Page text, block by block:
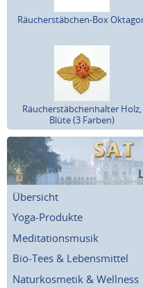
Räucherstäbchen-Box
Räucherstäbchenhalter Holz,
Blüte (3 Farben)
Übersicht
Yoga-Produkte
Meditationsmusik
Bio-Tees & Lebensmittel
Naturkosmetik & Wellness